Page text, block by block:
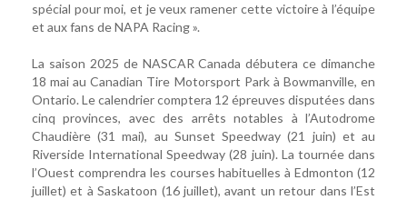
spécial pour moi, et je veux ramener cette victoire à l’équipe
et aux fans de NAPA Racing ».
La saison 2025 de NASCAR Canada débutera ce dimanche
18 mai au Canadian Tire Motorsport Park à Bowmanville, en
Ontario. Le calendrier comptera 12 épreuves disputées dans
cinq provinces, avec des arrêts notables à l’Autodrome
Chaudière (31 mai), au Sunset Speedway (21 juin) et au
Riverside International Speedway (28 juin). La tournée dans
l’Ouest comprendra les courses habituelles à Edmonton (12
juillet) et à Saskatoon (16 juillet), avant un retour dans l’Est